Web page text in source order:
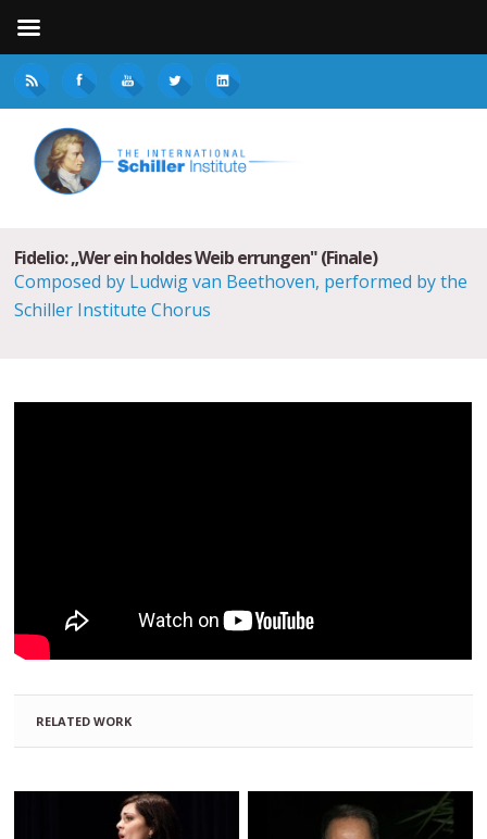
Fidelio: „Wer ein holdes Weib errungen" (Finale)
Composed by Ludwig van Beethoven, performed by the
Schiller Institute Chorus
RELATED WORK